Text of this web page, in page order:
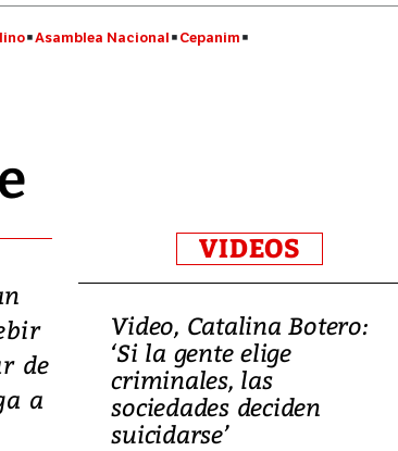
Asamblea Nacional Cepanim
de
a
VIDEOS
Video, Catalina Botero:
‘Si la gente elige
criminales, las
sociedades deciden
suicidarse’